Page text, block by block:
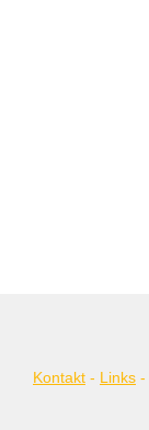
Kontakt - Links -